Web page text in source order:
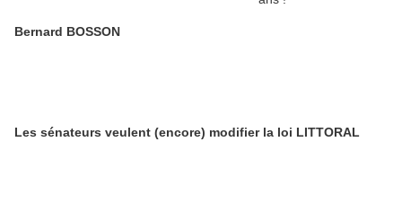
Bernard BOSSON
Les sénateurs veulent (encore) modifier la loi LITTORAL